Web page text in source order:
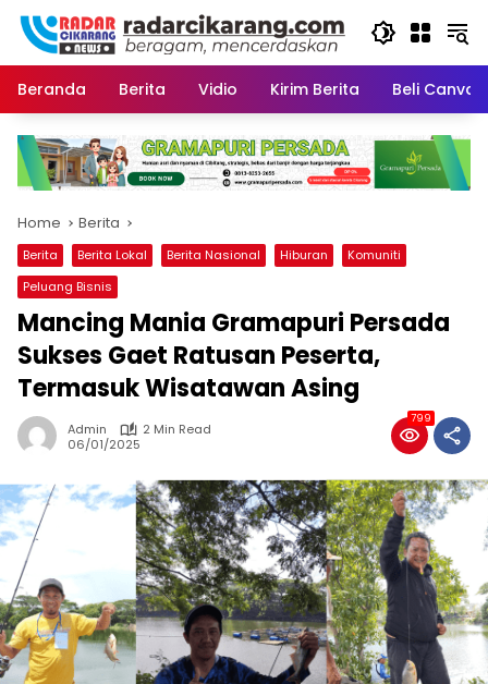
Skip
content
Beranda
Berita Vidio Kirim Berita Beli
Home Berita
Berita Berita Lokal Berita Nasional Hiburan
Komuniti
Peluang Bisnis
Mancing Mania Gramapuri Persada
Sukses Gaet Ratusan Peserta,
Termasuk Wisatawan Asing
Admin
2 Min Read
06/01/2025
799